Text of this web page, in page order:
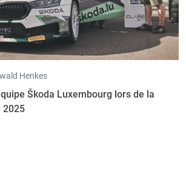
Henkes
Škoda Luxembourg lors de la
2025